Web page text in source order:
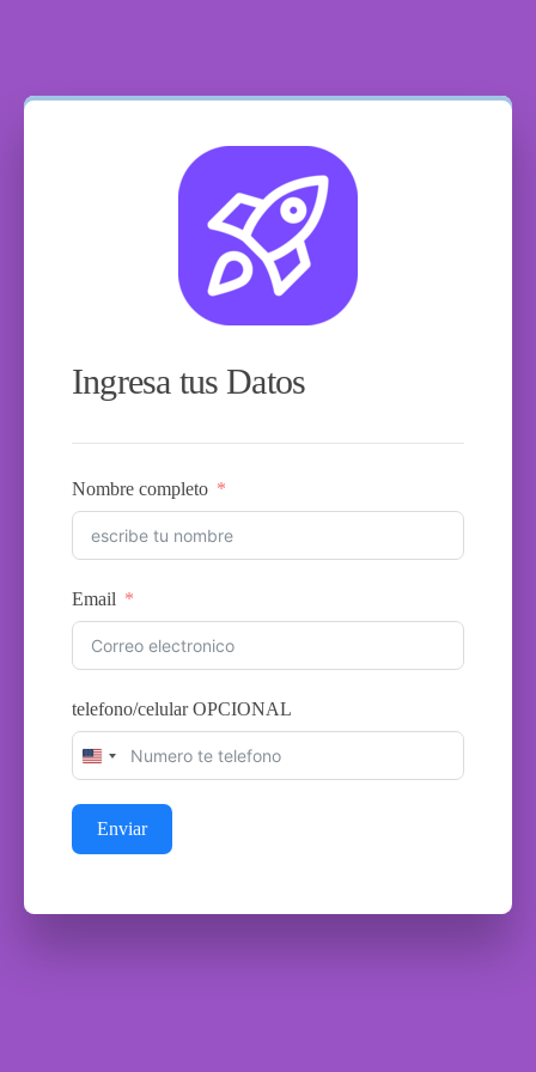
Ingresa tus Datos
Nombre completo
Email
telefono/celular OPCIONAL
United
+1
Enviar